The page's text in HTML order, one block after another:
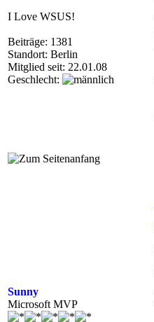
I Love WSUS!
Beiträge: 1381
Standort: Berlin
Mitglied seit: 22.01.08
Geschlecht:
Sunny
Microsoft MVP